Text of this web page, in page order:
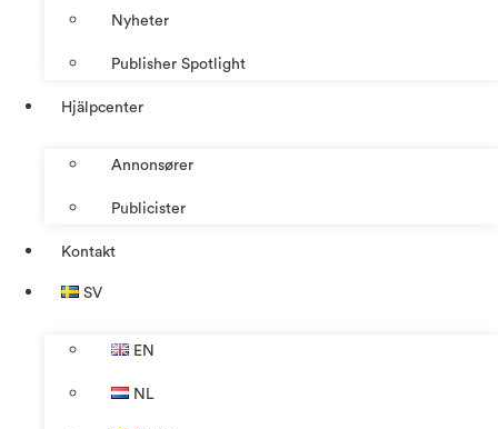
Nyheter
Publisher Spotlight
Hjälpcenter
Annonsører
Publicister
Kontakt
SV
EN
NL